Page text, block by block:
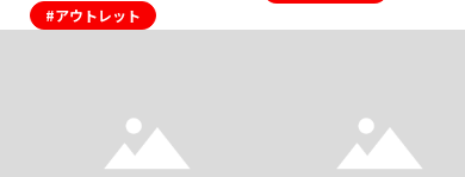
#アウトレット